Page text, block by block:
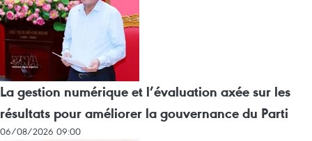
La gestion numérique et l’évaluation axée sur les
résultats pour améliorer la gouvernance du Parti
06/08/2026 09:00